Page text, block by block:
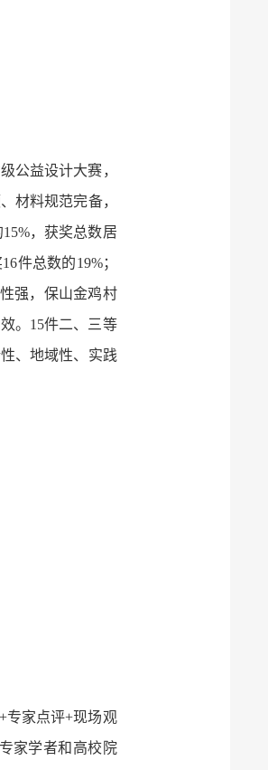
公益设计大赛，
材料规范完备，
，获奖总数居
件总数的19%；
强，保山金鸡村
。15件二、三等
、地域性、实践
专家点评+现场观
家学者和高校院